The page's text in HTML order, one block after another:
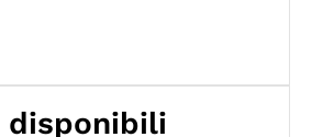
disponibili